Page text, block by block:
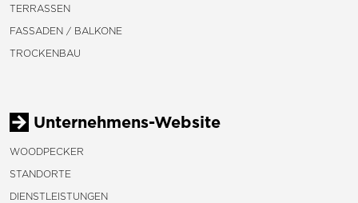
TERRASSEN
FASSADEN / BALKONE
TROCKENBAU
Unternehmens-Website
WOODPECKER
STANDORTE
DIENSTLEISTUNGEN